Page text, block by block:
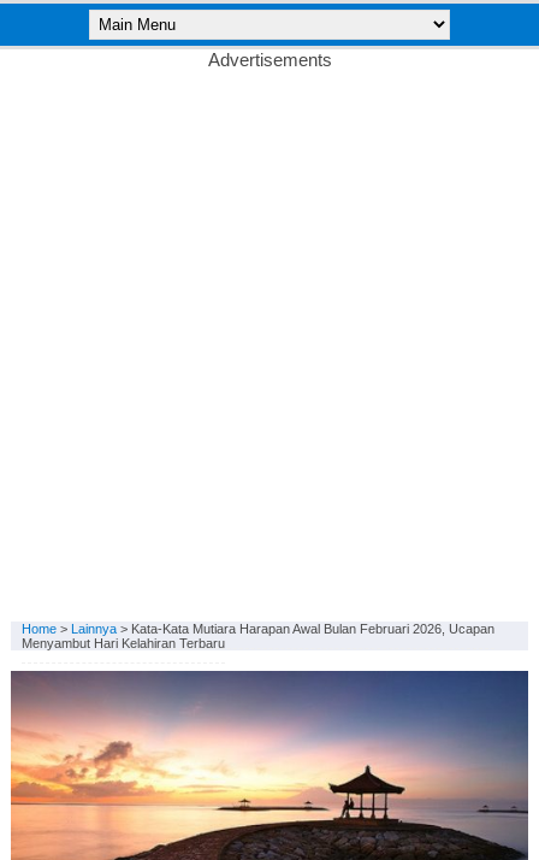
Advertisements
Home> Lainnya> Kata-Kata Mutiara Harapan Awal Bulan Februari 2026, Ucapan
Menyambut Hari Kelahiran Terbaru